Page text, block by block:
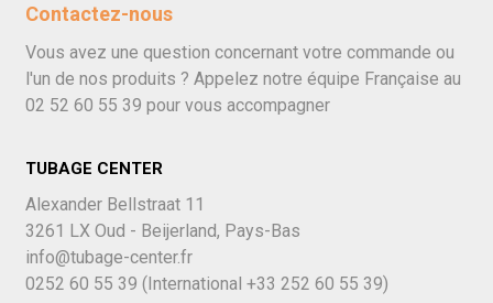
Contactez-nous
Vous avez une question concernant votre commande ou
l'un de nos produits ? Appelez notre équipe Française au
02 52 60 55 39 pour vous accompagner
TUBAGE CENTER
Alexander Bellstraat 11
3261 LX Oud - Beijerland, Pays-Bas
info@tubage-center.fr
0252 60 55 39 (International +33 252 60 55 39)